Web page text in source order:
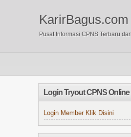
KarirBagus.com
Pusat Informasi CPNS Terbaru
Login Tryout CPNS Online
Login Member Klik Disini